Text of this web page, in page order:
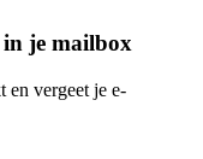
je mailbox
en vergeet je e-